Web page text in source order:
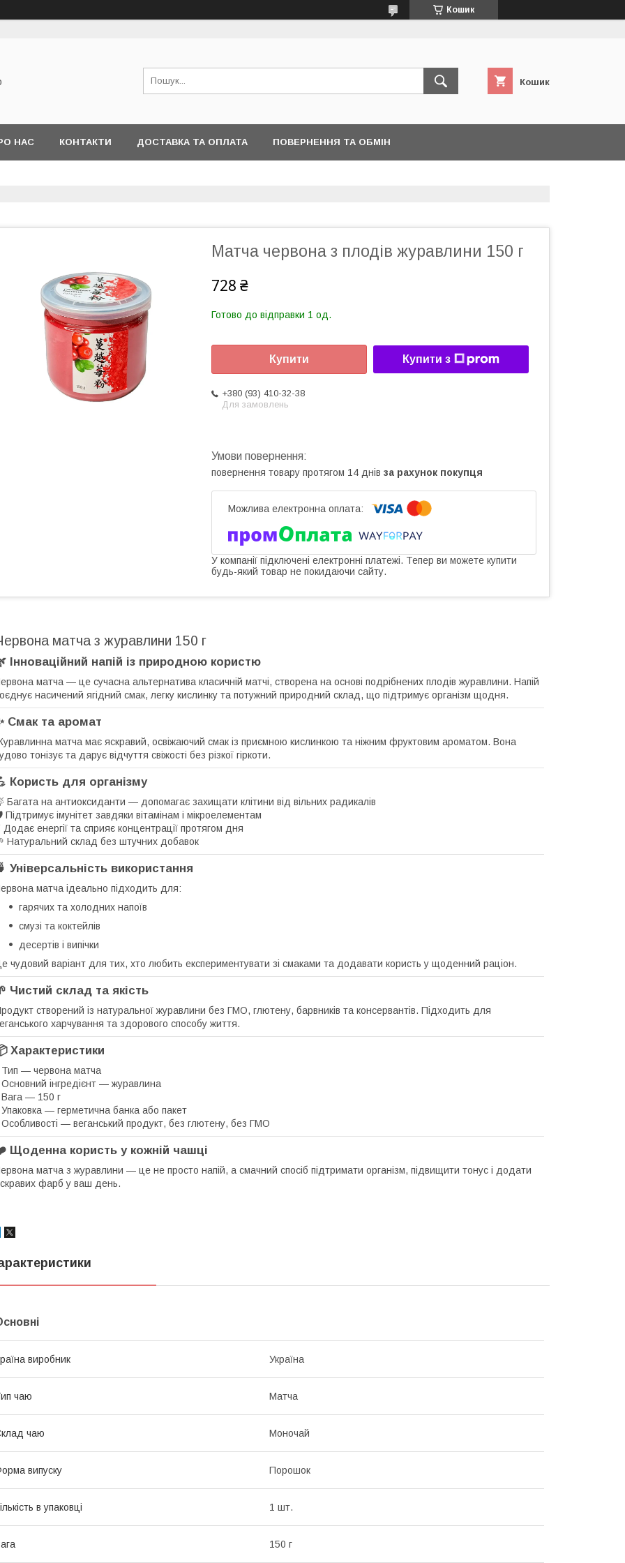
Кошик
Кошик
НАС КОНТАКТИ ДОСТАВКА ТА ОПЛАТА ПОВЕРНЕННЯ ТА ОБМІН
Матча червона з плодів журавлини 150 г
728 ₴
Готово до відправки 1 од.
Купити Купити з
+380 (93) 410-32-38
Для замовлень
повернення товару протягом 14 днів за рахунок покупця
У компанії підключені електронні платежі. Тепер ви можете купити
будь-який товар не покидаючи сайту.
матча з журавлини 150 г
Інноваційний напій із природною користю
матча — це сучасна альтернатива класичній матчі, створена на основі подрібнених плодів журавлини. Напій
насичений ягідний смак, легку кислинку та потужний природний склад, що підтримує організм щодня.
Смак та аромат
матча має яскравий, освіжаючий смак із приємною кислинкою та ніжним фруктовим ароматом. Вона
тонізує та дарує відчуття свіжості без різкої гіркоти.
Користь для організму
Багата на антиоксиданти — допомагає захищати клітини від вільних радикалів
Підтримує імунітет завдяки вітамінам і мікроелементам
Додає енергії та сприяє концентрації протягом дня
Натуральний склад без штучних добавок
Універсальність використання
матча ідеально підходить для:
гарячих та холодних напоїв
смузі та коктейлів
десертів і випічки
чудовий варіант для тих, хто любить експериментувати зі смаками та додавати користь у щоденний раціон.
Чистий склад та якість
створений із натуральної журавлини без ГМО, глютену, барвників та консервантів. Підходить для
харчування та здорового способу життя.
Характеристики
Тип — червона матча
Основний інгредієнт — журавлина
Вага — 150 г
Упаковка — герметична банка або пакет
Особливості — веганський продукт, без глютену, без ГМО
Щоденна користь у кожній чашці
матча з журавлини — це не просто напій, а смачний спосіб підтримати організм, підвищити тонус і додати
фарб у ваш день.
виробник Україна
чаю Матча
чаю Моночай
випуску Порошок
в упаковці 1 шт.
150 г